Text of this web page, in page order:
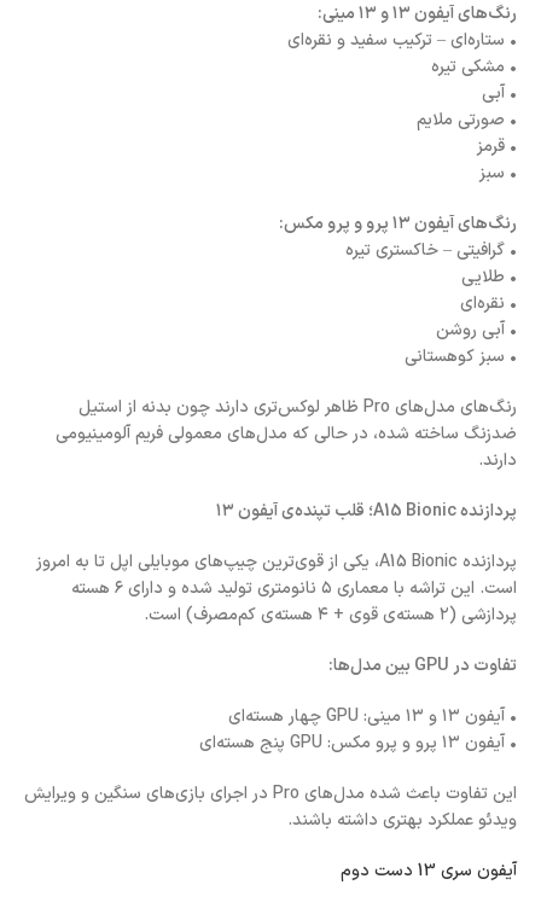
رنگ‌های آیفون ۱۳ و ۱۳ مینی:
• ستاره‌ای – ترکیب سفید و نقره‌ای
• مشکی تیره
• آبی
• صورتی ملایم
• قرمز
• سبز
رنگ‌های آیفون ۱۳ پرو و پرو مکس:
• گرافیتی – خاکستری تیره
• طلایی
• نقره‌ای
• آبی روشن
• سبز کوهستانی
رنگ‌های مدل‌های Pro ظاهر لوکس‌تری دارند چون بدنه از استیل
ضدزنگ ساخته شده، در حالی که مدل‌های معمولی فریم آلومینیومی
دارند.
پردازنده A15 Bionic؛ قلب تپنده‌ی آیفون ۱۳
پردازنده A15 Bionic، یکی از قوی‌ترین چیپ‌های موبایلی اپل تا به امروز
است. این تراشه با معماری ۵ نانومتری تولید شده و دارای ۶ هسته
پردازشی (۲ هسته‌ی قوی + ۴ هسته‌ی کم‌مصرف) است.
تفاوت در GPU بین مدل‌ها:
• آیفون ۱۳ و ۱۳ مینی: GPU چهار هسته‌ای
• آیفون ۱۳ پرو و پرو مکس: GPU پنج هسته‌ای
این تفاوت باعث شده مدل‌های Pro در اجرای بازی‌های سنگین و ویرایش
ویدئو عملکرد بهتری داشته باشند.
آیفون سری 13 دست دوم